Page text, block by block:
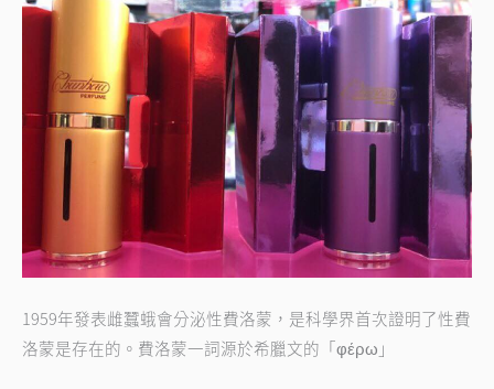
1959年發表雌蠶蛾會分泌性費洛蒙，是科學界首次證明了性費
洛蒙是存在的。費洛蒙一詞源於希臘文的「φέρω」